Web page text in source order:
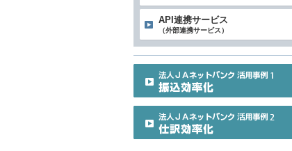
API連携サービス
（外部連携サービス）